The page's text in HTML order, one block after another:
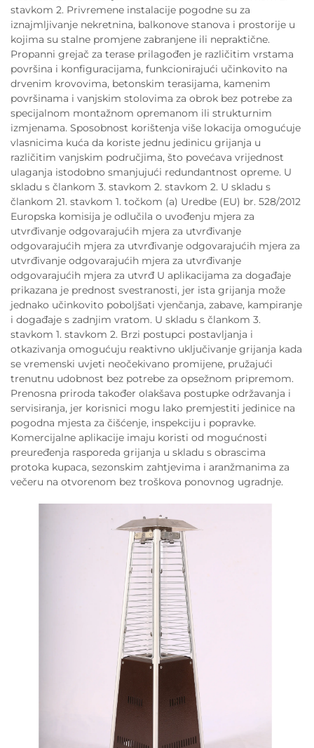
stavkom 2. Privremene instalacije pogodne su za
iznajmljivanje nekretnina, balkonove stanova i prostorije u
kojima su stalne promjene zabranjene ili nepraktične.
Propanni grejač za terase prilagođen je različitim vrstama
površina i konfiguracijama, funkcionirajući učinkovito na
drvenim krovovima, betonskim terasijama, kamenim
površinama i vanjskim stolovima za obrok bez potrebe za
specijalnom montažnom opremanom ili strukturnim
izmjenama. Sposobnost korištenja više lokacija omogućuje
vlasnicima kuća da koriste jednu jedinicu grijanja u
različitim vanjskim područjima, što povećava vrijednost
ulaganja istodobno smanjujući redundantnost opreme. U
skladu s člankom 3. stavkom 2. stavkom 2. U skladu s
člankom 21. stavkom 1. točkom (a) Uredbe (EU) br. 528/2012
Europska komisija je odlučila o uvođenju mjera za
utvrđivanje odgovarajućih mjera za utvrđivanje
odgovarajućih mjera za utvrđivanje odgovarajućih mjera za
utvrđivanje odgovarajućih mjera za utvrđivanje
odgovarajućih mjera za utvrđ U aplikacijama za događaje
prikazana je prednost svestranosti, jer ista grijanja može
jednako učinkovito poboljšati vjenčanja, zabave, kampiranje
i događaje s zadnjim vratom. U skladu s člankom 3.
stavkom 1. stavkom 2. Brzi postupci postavljanja i
otkazivanja omogućuju reaktivno uključivanje grijanja kada
se vremenski uvjeti neočekivano promijene, pružajući
trenutnu udobnost bez potrebe za opsežnom pripremom.
Prenosna priroda također olakšava postupke održavanja i
servisiranja, jer korisnici mogu lako premjestiti jedinice na
pogodna mjesta za čišćenje, inspekciju i popravke.
Komercijalne aplikacije imaju koristi od mogućnosti
preuređenja rasporeda grijanja u skladu s obrascima
protoka kupaca, sezonskim zahtjevima i aranžmanima za
večeru na otvorenom bez troškova ponovnog ugradnje.